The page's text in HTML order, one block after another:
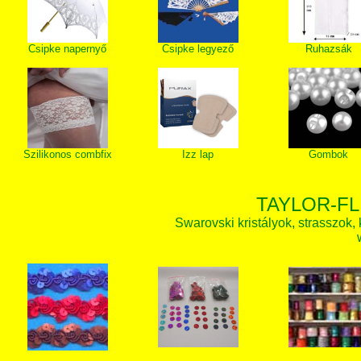
Csipke napernyő Csipke legyező Ruhazsák
Szilikonos combfix Izz lap Gombok
TAYLOR-
Swarovski kristályok,